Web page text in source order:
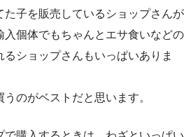
子を販売しているショップさんが
入個体でもちゃんとエサ食いなどの
ショップさんもいっぱいありま
のがベストだと思います。